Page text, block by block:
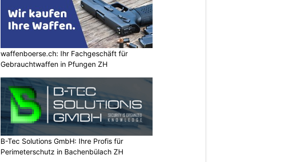
waffenboerse.ch: Ihr Fachgeschäft für
Gebrauchtwaffen in Pfungen ZH
B-Tec Solutions GmbH: Ihre Profis für
Perimeterschutz in Bachenbülach ZH